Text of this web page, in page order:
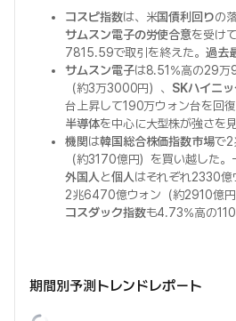
コスピ指数は、米国債利回りの
サムスン電子の労使合意を受け
7815.59で取引を終えた。 過去
サムスン電子は8.51%高の29万
（約3万3000円）、 SKハイニ
台上昇して190万ウォン台を回復
半導体を中心に大型株が強さを見
機関は韓国総合株価指数市場で2
（約3170億円）を買い越した。
外国人 と個人はそれぞれ2330億
2兆6470億ウォン（約2910億円
コスダック指数も4.73%高の
期間別予測トレンドレポート